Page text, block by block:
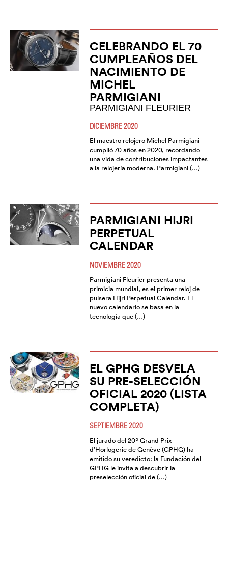
CELEBRANDO EL 70
CUMPLEAÑOS DEL
NACIMIENTO DE
MICHEL
PARMIGIANI
PARMIGIANI FLEURIER
DICIEMBRE 2020
El maestro relojero Michel Parmigiani
cumplió 70 años en 2020, recordando
una vida de contribuciones impactantes
a la relojería moderna. Parmigiani (…)
PARMIGIANI HIJRI
PERPETUAL
CALENDAR
NOVIEMBRE 2020
Parmigiani Fleurier presenta una
primicia mundial, es el primer reloj de
pulsera Hijri Perpetual Calendar. El
nuevo calendario se basa en la
tecnología que (…)
EL GPHG DESVELA
SU PRE-SELECCIÓN
OFICIAL 2020 (LISTA
COMPLETA)
SEPTIEMBRE 2020
El jurado del 20º Grand Prix
d’Horlogerie de Genève (GPHG) ha
emitido su veredicto: la Fundación del
GPHG le invita a descubrir la
preselección oficial de (…)